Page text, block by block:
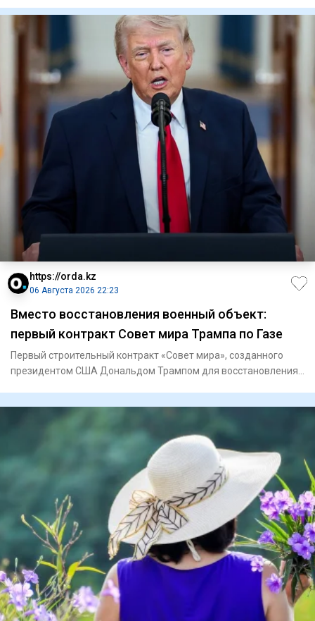
https://orda.kz
06 Августа 2026 22:23
Вместо восстановления военный объект:
первый контракт Совет мира Трампа по Газе
Первый строительный контракт «Совет мира», созданного
президентом США Дональдом Трампом для восстановления